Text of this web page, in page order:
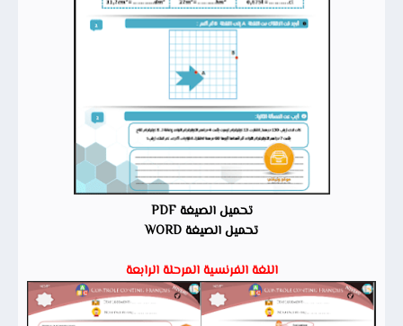
تحميل الصيغة PDF
تحميل الصيغة WORD
اللغة الفرنسية المرحلة الرابعة